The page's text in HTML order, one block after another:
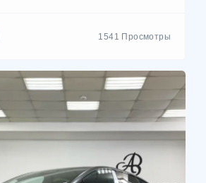
1541 Просмотры